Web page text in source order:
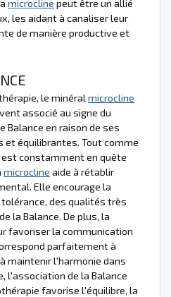
microcline peut être un allié
les aidant à canaliser leur
de manière productive et
le minéral microcline
associé au signe du
Balance en raison de ses
équilibrantes. Tout comme
est constamment en quête
microcline aide à rétablir
Elle encourage la
des qualités très
la Balance. De plus, la
favoriser la communication
parfaitement à
maintenir l'harmonie dans
l'association de la Balance
favorise l'équilibre, la